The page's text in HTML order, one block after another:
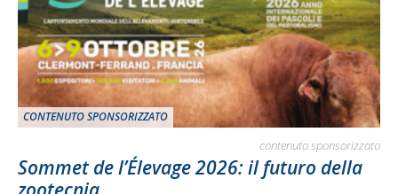
CONTENUTO SPONSORIZZATO
contenuto sponsorizzato
Sommet de l’Élevage 2026: il futuro della